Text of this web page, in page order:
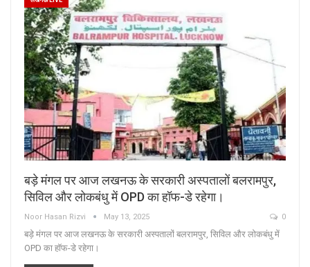
बड़े मंगल पर आज लखनऊ के सरकारी अस्पतालों बलरामपुर,
सिविल और लोकबंधु में OPD का हॉफ-डे रहेगा।
Noor Hasan Rizvi May 13, 2025 0
बड़े मंगल पर आज लखनऊ के सरकारी अस्पतालों बलरामपुर, सिविल और लोकबंधु में
OPD का हॉफ-डे रहेगा।